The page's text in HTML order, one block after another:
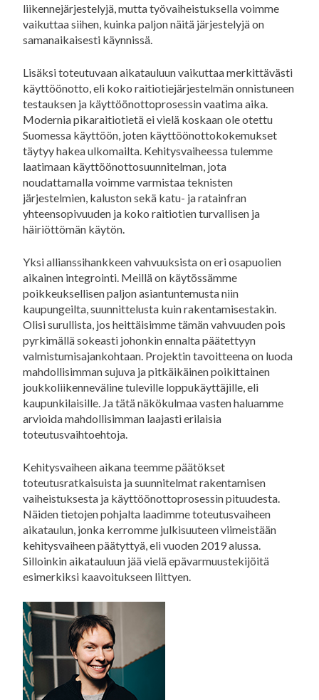
liikennejärjestelyjä, mutta työvaiheistuksella voimme
vaikuttaa siihen, kuinka paljon näitä järjestelyjä on
samanaikaisesti käynnissä.
Lisäksi toteutuvaan aikatauluun vaikuttaa merkittävästi
käyttöönotto, eli koko raitiotiejärjestelmän onnistuneen
testauksen ja käyttöönottoprosessin vaatima aika.
Modernia pikaraitiotietä ei vielä koskaan ole otettu
Suomessa käyttöön, joten käyttöönottokokemukset
täytyy hakea ulkomailta. Kehitysvaiheessa tulemme
laatimaan käyttöönottosuunnitelman, jota
noudattamalla voimme varmistaa teknisten
järjestelmien, kaluston sekä katu- ja ratainfran
yhteensopivuuden ja koko raitiotien turvallisen ja
häiriöttömän käytön.
Yksi allianssihankkeen vahvuuksista on eri osapuolien
aikainen integrointi. Meillä on käytössämme
poikkeuksellisen paljon asiantuntemusta niin
kaupungeilta, suunnittelusta kuin rakentamisestakin.
Olisi surullista, jos heittäisimme tämän vahvuuden pois
pyrkimällä sokeasti johonkin ennalta päätettyyn
valmistumisajankohtaan. Projektin tavoitteena on luoda
mahdollisimman sujuva ja pitkäikäinen poikittainen
joukkoliikenneväline tuleville loppukäyttäjille, eli
kaupunkilaisille. Ja tätä näkökulmaa vasten haluamme
arvioida mahdollisimman laajasti erilaisia
toteutusvaihtoehtoja.
Kehitysvaiheen aikana teemme päätökset
toteutusratkaisuista ja suunnitelmat rakentamisen
vaiheistuksesta ja käyttöönottoprosessin pituudesta.
Näiden tietojen pohjalta laadimme toteutusvaiheen
aikataulun, jonka kerromme julkisuuteen viimeistään
kehitysvaiheen päätyttyä, eli vuoden 2019 alussa.
Silloinkin aikatauluun jää vielä epävarmuustekijöitä
esimerkiksi kaavoitukseen liittyen.